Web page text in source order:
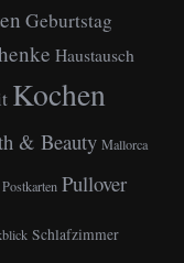
Geburtstag
Haustausch
Kochen
& Beauty Mallorca
Postkarten Pullover
Schlafzimmer